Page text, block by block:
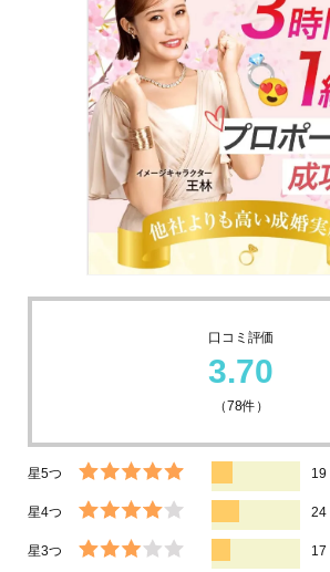
口コミ評価
3.70
（78件）
星5つ 19
星4つ 24
星3つ 17